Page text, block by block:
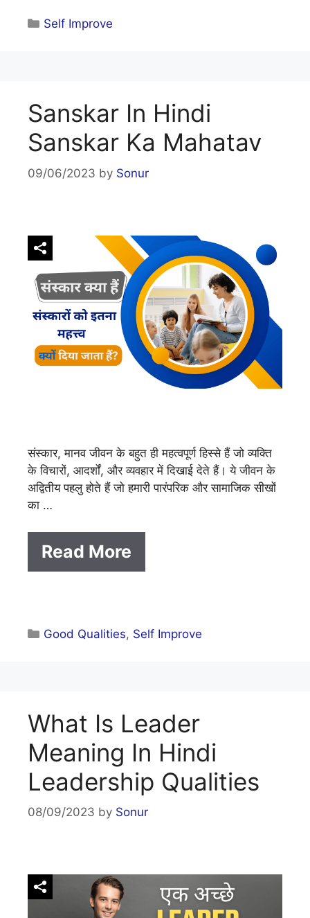
Categories
Self Improve
Sanskar In Hindi
Sanskar Ka Mahatav
09/06/2023 by Sonur
संस्कार, मानव जीवन के बहुत ही महत्वपूर्ण हिस्से हैं जो व्यक्ति
के विचारों, आदर्शों, और व्यवहार में दिखाई देते हैं। ये जीवन के
अद्वितीय पहलु होते हैं जो हमारी पारंपरिक और सामाजिक सीखों
का …
Read More
Categories
Good Qualities, Self Improve
What Is Leader
Meaning In Hindi
Leadership Qualities
08/09/2023 by Sonur